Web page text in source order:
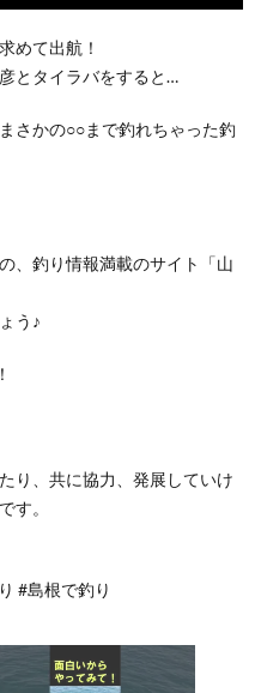
めて出航！
とタイラバをすると…
さかの○○まで釣れちゃった釣
、釣り情報満載のサイト「山
う♪
り、共に協力、発展していけ
す。
#島根で釣り